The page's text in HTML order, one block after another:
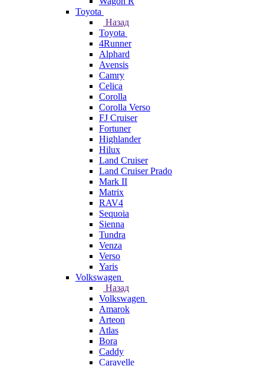
Toyota
Назад
Toyota
4Runner
Alphard
Avensis
Camry
Celica
Corolla
Corolla Verso
FJ Cruiser
Fortuner
Highlander
Hilux
Land Cruiser
Land Cruiser Prado
Mark II
Matrix
RAV4
Sequoia
Sienna
Tundra
Venza
Verso
Yaris
Volkswagen
Назад
Volkswagen
Amarok
Arteon
Atlas
Bora
Caddy
Caravelle